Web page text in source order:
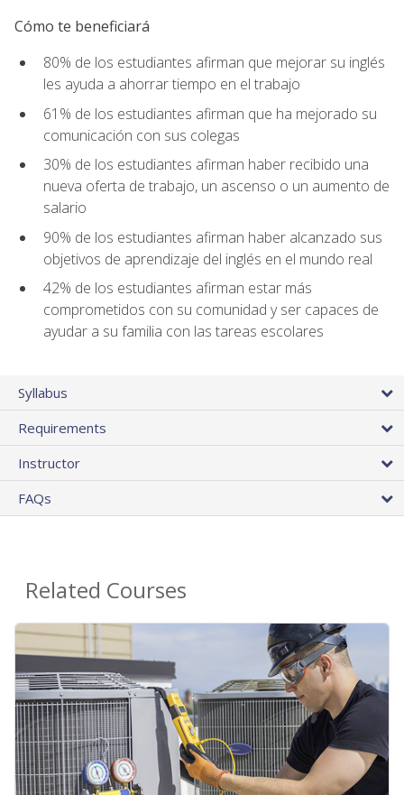
Cómo te beneficiará
80% de los estudiantes afirman que mejorar su inglés
les ayuda a ahorrar tiempo en el trabajo
61% de los estudiantes afirman que ha mejorado su
comunicación con sus colegas
30% de los estudiantes afirman haber recibido una
nueva oferta de trabajo, un ascenso o un aumento de
salario
90% de los estudiantes afirman haber alcanzado sus
objetivos de aprendizaje del inglés en el mundo real
42% de los estudiantes afirman estar más
comprometidos con su comunidad y ser capaces de
ayudar a su familia con las tareas escolares
Syllabus
Requirements
Instructor
FAQs
Related Courses